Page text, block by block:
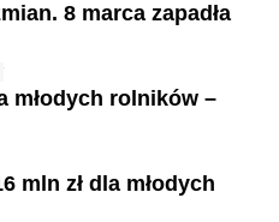
8 marca zapadła
młodych rolników –
mln zł dla młodych